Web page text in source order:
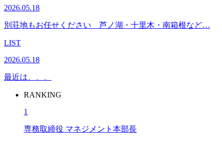
2026.05.18
別荘地もお任せください 芦ノ湖・十里木・南箱根など…
LIST
2026.05.18
最近は、、、
RANKING
1
専務取締役 マネジメント本部長